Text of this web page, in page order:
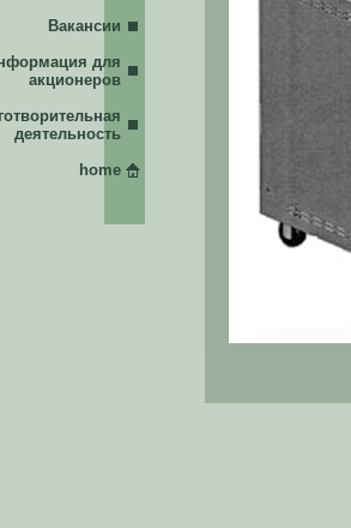
Вакансии
для
акционеров
деятельность
home